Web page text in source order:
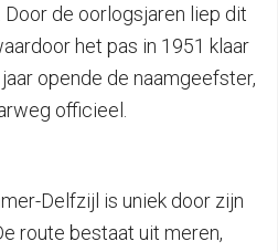
de oorlogsjaren liep dit
het pas in 1951 klaar
opende de naamgeefster,
officieel.
Delfzijl is uniek door zijn
route bestaat uit meren,